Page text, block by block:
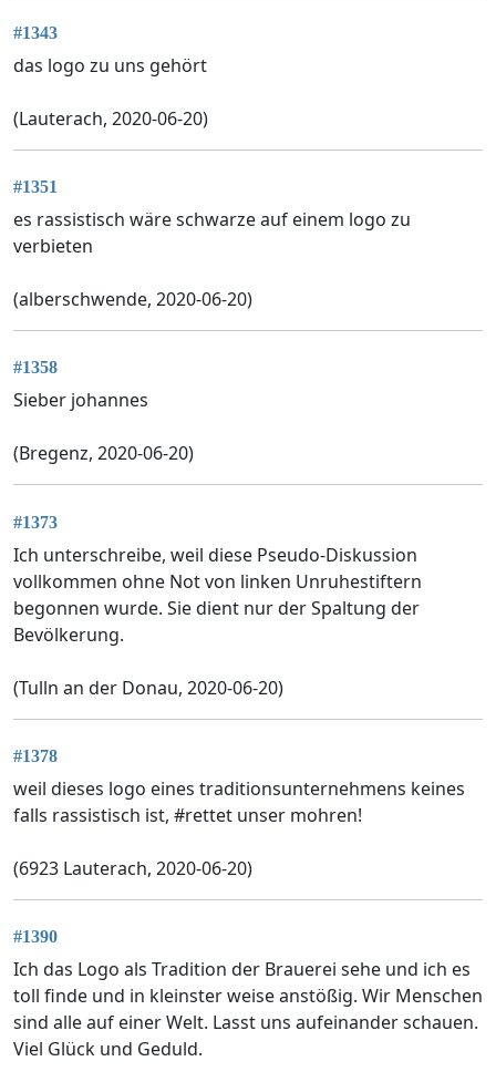
#1343
das logo zu uns gehört
(Lauterach, 2020-06-20)
#1351
es rassistisch wäre schwarze auf einem logo zu
verbieten
(alberschwende, 2020-06-20)
#1358
Sieber johannes
(Bregenz, 2020-06-20)
#1373
Ich unterschreibe, weil diese Pseudo-Diskussion
vollkommen ohne Not von linken Unruhestiftern
begonnen wurde. Sie dient nur der Spaltung der
Bevölkerung.
(Tulln an der Donau, 2020-06-20)
#1378
weil dieses logo eines traditionsunternehmens keines
falls rassistisch ist, #rettet unser mohren!
(6923 Lauterach, 2020-06-20)
#1390
Ich das Logo als Tradition der Brauerei sehe und ich es
toll finde und in kleinster weise anstößig. Wir Menschen
sind alle auf einer Welt. Lasst uns aufeinander schauen.
Viel Glück und Geduld.